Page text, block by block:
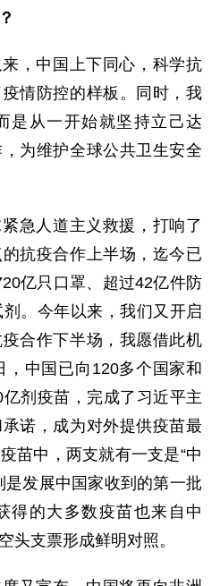
，中国上下同心，科学抗
情防控的样板。同时，我
是从一开始就坚持立己达
为维护全球公共卫生安全
急人道主义救援，打响了
抗疫合作上半场，迄今已
亿只口罩、超过42亿件防
。今年以来，我们又开启
合作下半场，我愿借此机
中国已向120多个国家和
剂疫苗，完成了习近平主
诺，成为对外提供疫苗最
苗中，两支就有一支是“中
是发展中国家收到的第一批
得的大多数疫苗也来自中
头支票形成鲜明对照。